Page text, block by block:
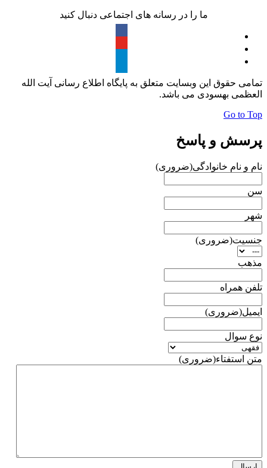
ما را در رسانه های اجتماعی دنبال کنید
تمامی حقوق این وبسایت متعلق به پایگاه اطلاع رسانی آیت الله
العظمی بهسودی می باشد.
Go to Top
پرسش و پاسخ
نام و نام خانوادگی(ضروری)
سن
شهر
جنسیت(ضروری)
مذهب
تلفن همراه
ایمیل(ضروری)
نوع سوال
متن استفتاء(ضروری)